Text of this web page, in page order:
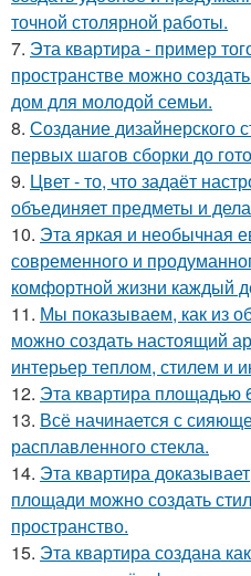
точной столярной работы.
7. Эта квартира - пример
пространстве можно
дом для молодой семьи.
8. Создание дизайнерского
первых шагов сборки до
9. Цвет - то, что задаёт
объединяет предметы и
10. Эта яркая и необычная
современного и
комфортной жизни каждый
11. Мы показываем, как из
можно создать настоящий
интерьер теплом, стилем и
12. Эта квартира площадью
13. Всё начинается с
расплавленного стекла.
14. Эта квартира
площади можно создать
пространство.
15. Эта квартира создана